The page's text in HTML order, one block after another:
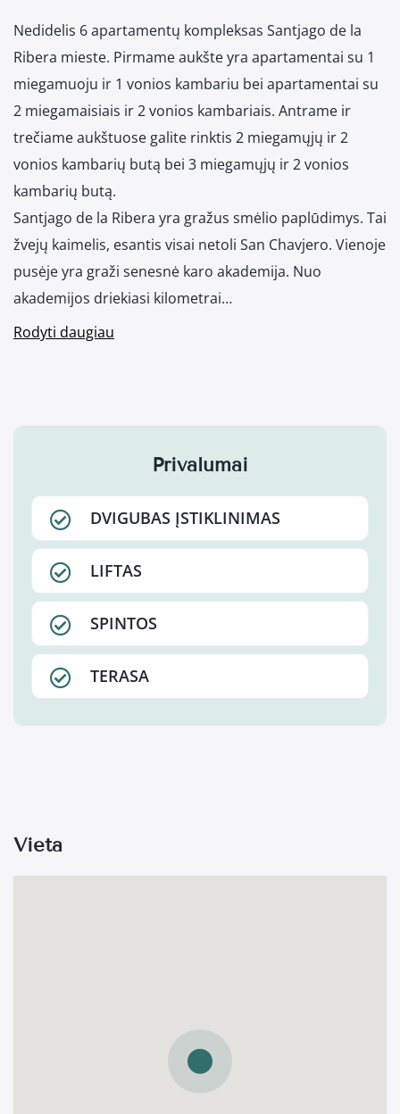
Nedidelis 6 apartamentų kompleksas Santjago de la
Ribera mieste. Pirmame aukšte yra apartamentai su 1
miegamuoju ir 1 vonios kambariu bei apartamentai su
2 miegamaisiais ir 2 vonios kambariais. Antrame ir
trečiame aukštuose galite rinktis 2 miegamųjų ir 2
vonios kambarių butą bei 3 miegamųjų ir 2 vonios
kambarių butą.
Santjago de la Ribera yra gražus smėlio paplūdimys. Tai
žvejų kaimelis, esantis visai netoli San Chavjero. Vienoje
pusėje yra graži senesnė karo akademija. Nuo
akademijos driekiasi kilometrai…
Rodyti daugiau
Privalumai
DVIGUBAS ĮSTIKLINIMAS
LIFTAS
SPINTOS
TERASA
Vieta